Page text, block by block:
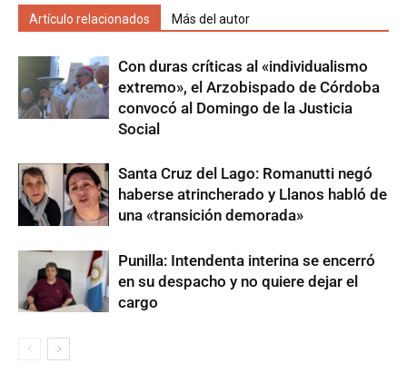
Artículo relacionados Más del autor
Con duras críticas al «individualismo
extremo», el Arzobispado de Córdoba
convocó al Domingo de la Justicia
Social
Santa Cruz del Lago: Romanutti negó
haberse atrincherado y Llanos habló de
una «transición demorada»
Punilla: Intendenta interina se encerró
en su despacho y no quiere dejar el
cargo